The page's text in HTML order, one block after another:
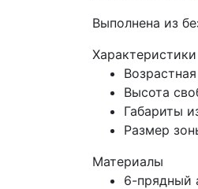
Выполнена из
Характеристики
Высота
Габариты
Размер
Материалы
6-прядный